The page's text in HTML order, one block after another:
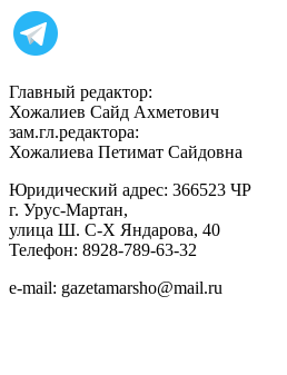
Главный редактор:
Хожалиев Сайд Ахметович
зам.гл.редактора:
Хожалиева Петимат Сайдовна
Юридический адрес: 366523 ЧР
г. Урус-Мартан,
улица Ш. С-Х Яндарова, 40
Телефон: 8928-789-63-32
e-mail: gazetamarsho@mail.ru